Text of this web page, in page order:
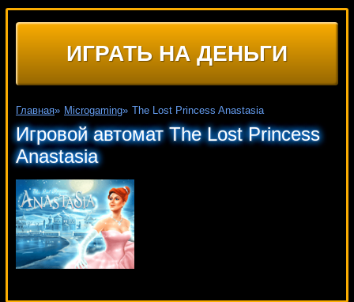
ИГРАТЬ НА ДЕНЬГИ
Главная» Microgaming» The Lost Princess Anastasia
Игровой автомат The Lost Princess
Anastasia